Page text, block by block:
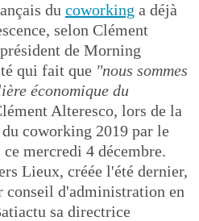
du coworking a déjà
selon Clément
de Morning
qui fait que "nous sommes
économique du
Alteresco, lors de la
coworking 2019 par le
mercredi 4 décembre.
Lieux, créée l'été dernier,
conseil d'administration en
sa directrice